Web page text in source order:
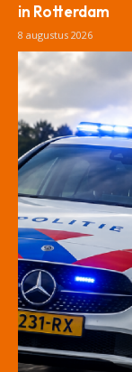
in Rotterdam
8 augustus 2026